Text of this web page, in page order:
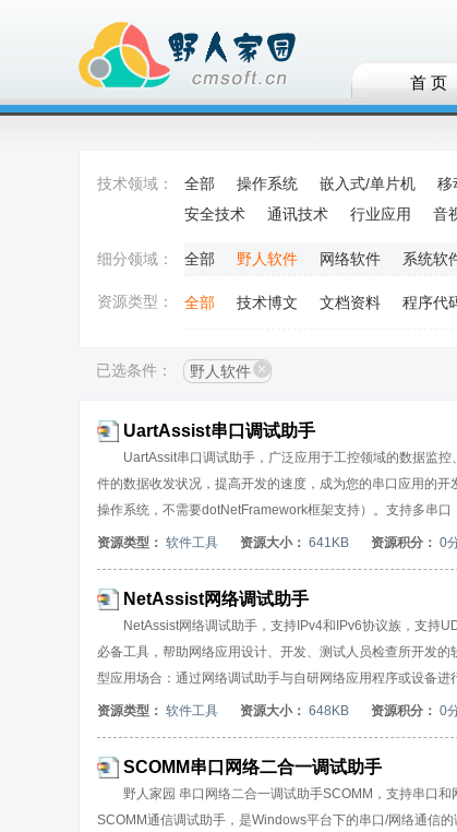
首 页
技术领域： 全部 操作系统 嵌入式/单片机 移
安全技术
通讯技术 行业应用 音
细分领域： 全部 野人软件 网络软件 系统软
资源类型： 全部 技术博文 文档资料 程序代
已选条件： 野人软件
UartAssist串口调试助手
UartAssit串口调试助手，广泛应用于工控领域的数据监
件的数据收发状况，提高开发的速度，成为您的串口应用的
操作系统，不需要dotNetFramework框架支持）。支持多串
非标准波特率）；支持各种软/硬件流控设置；支持对串口
规则，实现指令自动应答/回复功能；支持间隔发送，循环发
发送预定义的指令或数据，便于通信联调。支持GPS调试、
资源类型： 软件工具 资源大小： 641KB 资源积分： 0
NetAssist网络调试助手
NetAssist网络调试助手，支持IPv4和IPv6协议族，支持
必备工具，帮助网络应用设计、开发、测试人员检查所开发
型应用场合：通过网络调试助手与自研网络应用程序或设备
时，可以支持TCPServer防火墙，通过黑白名单管控客户端
复功能；支持间隔发送，循环发送，批处理发送，输入数据
或数据，便于通信联调。NetAssist网络调试助手是绿色软件，
资源类型： 软件工具 资源大小： 648KB 资源积分： 0
SCOMM串口网络二合一调试助手
野人家园 串口网络二合一调试助手SCOMM，支持串口
SCOMM通信调试助手，是Windows平台下的串口/网络通信